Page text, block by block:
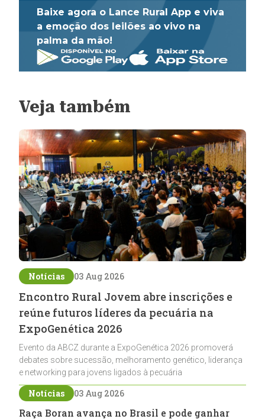
Baixe agora o Lance Rural App e viva
a emoção dos leilões ao vivo na
palma da mão!
Veja também
Notícias 03 Aug 2026
Encontro Rural Jovem abre inscrições e
reúne futuros líderes da pecuária na
ExpoGenética 2026
Evento da ABCZ durante a ExpoGenética 2026 promoverá
debates sobre sucessão, melhoramento genético, liderança
e networking para jovens ligados à pecuária
Notícias 03 Aug 2026
Raça Boran avança no Brasil e pode ganhar